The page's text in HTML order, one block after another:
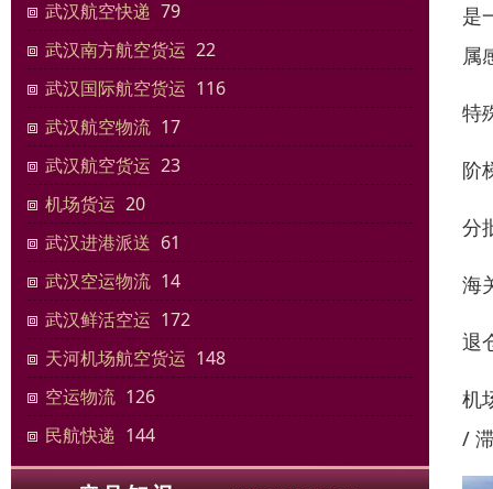
武汉航空快递 79
武汉南方航空货运 22
武汉国际航空货运 116
武汉航空物流 17
武汉航空货运 23
机场货运 20
武汉进港派送 61
武汉空运物流 14
武汉鲜活空运 172
天河机场航空货运 148
空运物流 126
民航快递 144
是
属
特
阶
分
海
退
机
/